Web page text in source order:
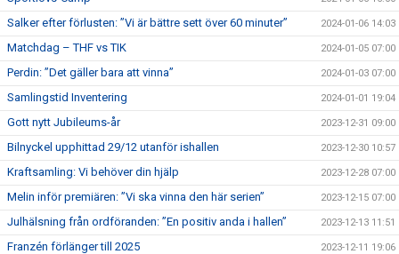
Salker efter förlusten: ”Vi är bättre sett över 60 minuter” 2024-01-06 14:03
Matchdag – THF vs TIK 2024-01-05 07:00
Perdin: ”Det gäller bara att vinna” 2024-01-03 07:00
Samlingstid Inventering 2024-01-01 19:04
Gott nytt Jubileums-år 2023-12-31 09:00
Bilnyckel upphittad 29/12 utanför ishallen 2023-12-30 10:57
Kraftsamling: Vi behöver din hjälp 2023-12-28 07:00
Melin inför premiären: ”Vi ska vinna den här serien” 2023-12-15 07:00
Julhälsning från ordföranden: ”En positiv anda i hallen” 2023-12-13 11:51
Franzén förlänger till 2025 2023-12-11 19:06